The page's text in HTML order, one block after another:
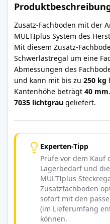
Zusatz-Fachboden mit der
MULTIplus System des
Mit diesem Zusatz-
Schwerlastregal um eine
Abmessungen des
und kann mit bis zu 250 kg
Kantenhöhe beträgt 40 mm
7035 lichtgrau geliefert.
Experten-Tipp
Prüfe vor dem Kauf
Lagerbedarf und
MULTIplus
Zusatzfachböden
sofort mit den
(im Lieferumfang
können.